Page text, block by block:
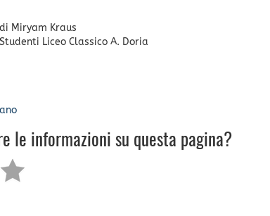
Miryam Kraus
Studenti Liceo Classico A. Doria
le informazioni su questa pagina?